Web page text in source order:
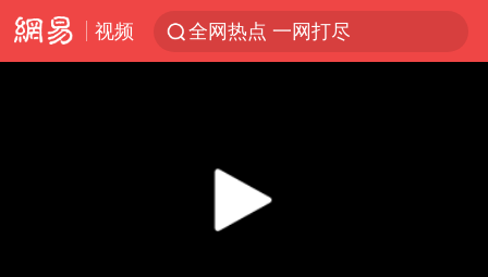
视频 全网热点 一网打尽